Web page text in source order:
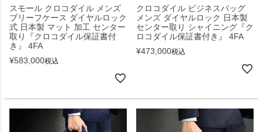
スモール クロコダイル メンズ
ブリーフケース ダイヤルロック
式 日本製 マット 加工 センター
取り『クロコダイル保証書付
き』 4FA
¥583,000税込
クロコダイル ビジネスバッグ
メンズ ダイヤルロック 日本製
センター取り シャイニング『ク
ロコダイル保証書付き』 4FA
¥473,000税込